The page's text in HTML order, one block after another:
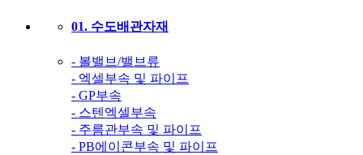
01. 수도배관자재
- 볼밸브/밸브류
- 엑셀부속 및 파이프
- GP부속
- 스텐엑셀부속
- 주름관부속 및 파이프
- PB에이콘부속 및 파이프